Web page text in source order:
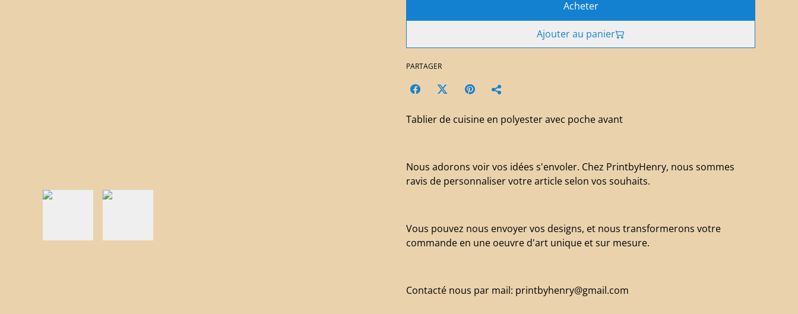
Acheter
Ajouter au panier
PARTAGER
Tablier de cuisine en polyester avec poche avant
Nous adorons voir vos idées s'envoler. Chez PrintbyHenry, nous sommes
ravis de personnaliser votre article selon vos souhaits.
Vous pouvez nous envoyer vos designs, et nous transformerons votre
commande en une oeuvre d'art unique et sur mesure.
Contacté nous par mail: printbyhenry@gmail.com